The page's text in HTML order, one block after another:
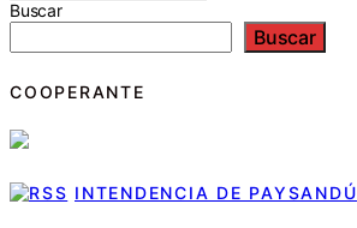
Buscar
Buscar
COOPERANTE
INTENDENCIA DE PAYSANDÚ